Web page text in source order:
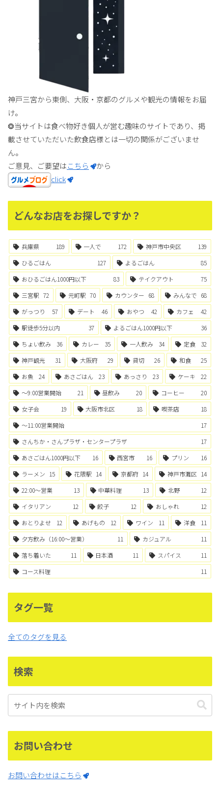
神戸三宮から東側、大阪・京都のグルメや観光の情報をお届
け。
❂当サイトは食べ物好き個人が営む趣味のサイトであり、掲
載させていただいた飲食店様とは一切の関係がございませ
ん。
ご意見、ご要望はこちら
から
click
どんなお店をお探しですか？
兵庫県 189 一人で 172 神戸市中央区
139
ひるごはん
127 よるごはん
85
おひるごはん1000円以下
83 テイクアウト
75
三宮駅 72 元町駅 70 カウンター 68 みんなで 68
がっつり
57 デート 46 おやつ 42 カフェ
42
駅徒歩5分以内
37 よるごはん1000円以下
36
ちょい飲み
36 カレー 35 一人飲み 34 定食
32
神戸観光
31 大阪府 29 貸切 26 和食
25
お魚
24 あさごはん 23 あっさり 23 ケーキ
22
〜9:00営業開始
21 昼飲み 20 コーヒー
20
女子会
19 大阪市北区 18 喫茶店
18
〜11:00営業開始
17
さんちか・さんプラザ・センタープラザ
17
あさごはん1000円以下
16 西宮市 16 プリン
16
ラーメン 15 花隈駅 14 京都府 14 神戸市灘区 14
22:00〜営業
13 中華料理 13 北野
12
イタリアン
12 餃子 12 おしゃれ
12
おとりよせ
12 あげもの 12 ワイン 11 洋食
11
夕方飲み（16:00〜営業）
11 カジュアル
11
落ち着いた
11 日本酒 11 スパイス
11
コース料理
11
タグ一覧
全てのタグを見る
検索
お問い合わせ
お問い合わせはこちら